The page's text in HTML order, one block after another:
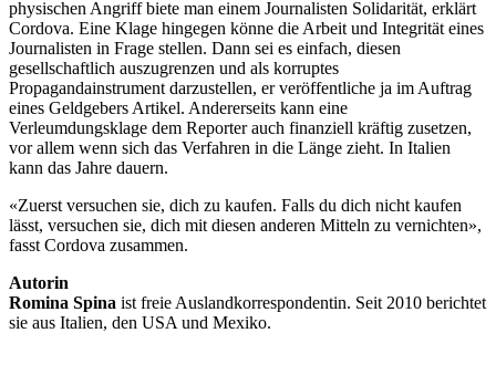
physischen Angriff biete man einem Journalisten Solidarität, erklärt
Cordova. Eine Klage hin­gegen könne die Arbeit und Integrität eines
Jour­nalisten in Frage stellen. Dann sei es einfach, diesen
gesellschaftlich auszugrenzen und als korruptes
Propagandainstrument darzustellen, er veröffentliche ja im Auftrag
eines Geldgebers Artikel. Andererseits kann eine
Verleumdungsklage dem Reporter auch finanziell kräftig zusetzen,
vor allem wenn sich das Verfahren in die Länge zieht. In Italien
kann das Jahre dauern.
«Zuerst versuchen sie, dich zu kaufen. Falls du dich nicht kaufen
lässt, versuchen sie, dich mit diesen anderen Mitteln zu vernichten»,
fasst Cordova zusammen.
Autorin
Romina Spina ist freie Auslandkorrespondentin. Seit 2010 berichtet
sie aus Italien, den USA und Mexiko.